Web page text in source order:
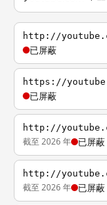
http://
已屏蔽
https://
已屏蔽
http://
截至 2026 年 已屏蔽
http://
截至 2026 年 已屏蔽